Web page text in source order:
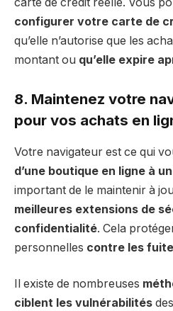
configurer votre carte de
qu’elle n’autorise que les
montant ou qu’elle expire
8. Maintenez votre
pour vos achats en
Votre navigateur est ce qui
d’une boutique en ligne à
important de le maintenir à
meilleures extensions de
confidentialité. Cela
personnelles contre les
Il existe de nombreuses
ciblent les vulnérabilités